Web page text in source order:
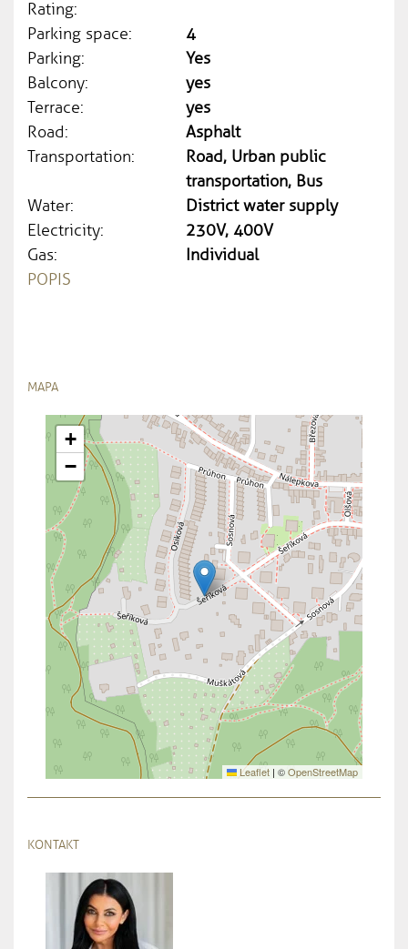
Rating:
Parking space:
4
Parking:
Yes
Balcony:
yes
Terrace:
yes
Road:
Asphalt
Transportation:
Road, Urban public
transportation, Bus
Water:
District water supply
Electricity:
230V, 400V
Gas:
Individual
POPIS
MAPA
+
−
Leaflet | ©OpenStreetMap
KONTAKT